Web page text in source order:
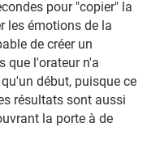
pour "copier" la
les émotions de la
de créer un
que l'orateur n'a
début, puisque ce
résultats sont aussi
la porte à de